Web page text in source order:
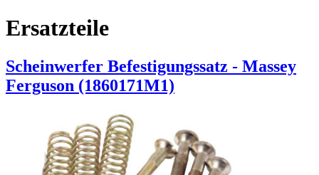
Ersatzteile
Scheinwerfer Befestigungssatz - Massey
Ferguson (1860171M1)